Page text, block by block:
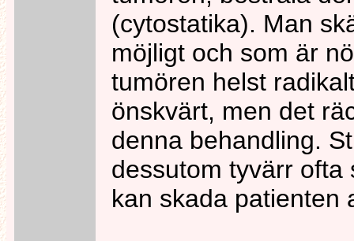
(cytostatika). Man
möjligt och som är
tumören helst
önskvärt, men det
denna behandling.
dessutom tyvärr ofta
kan skada patienten